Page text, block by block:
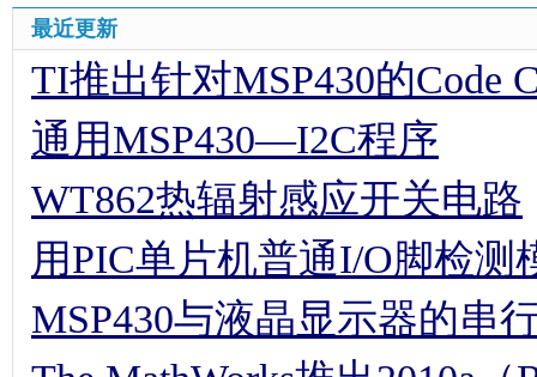
最近更新
TI推出针对MSP430的Code
通用MSP430—I2C程序
WT862热辐射感应开关电路
用PIC单片机普通I/O脚检测
MSP430与液晶显示器的串